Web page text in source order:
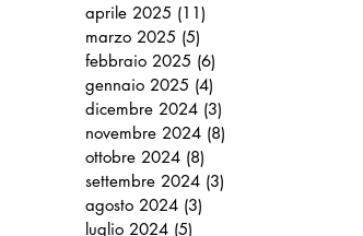
aprile 2025 (11)
marzo 2025 (5)
febbraio 2025 (6)
gennaio 2025 (4)
dicembre 2024 (3)
novembre 2024 (8)
ottobre 2024 (8)
settembre 2024 (3)
agosto 2024 (3)
luglio 2024 (5)